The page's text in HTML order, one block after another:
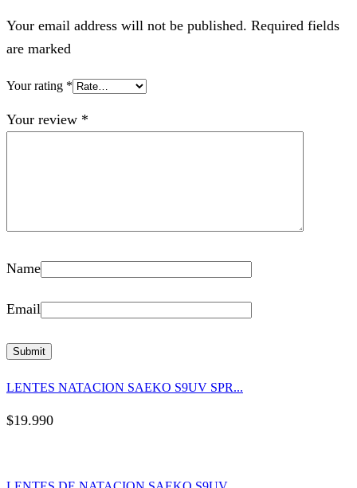
Your email address will not be published. Required fields
are marked
Your rating *
Your review *
Name
Email
LENTES NATACION SAEKO S9UV SPR...
$19.990